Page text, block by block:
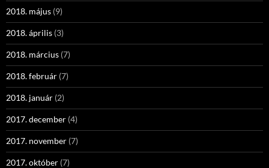
2018. május (9)
2018. április (3)
2018. március (7)
2018. február (7)
2018. január (2)
2017. december (4)
2017. november (7)
2017. október (7)